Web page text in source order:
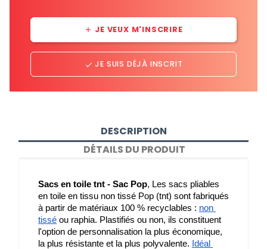
add JE VEUX M'INSCRIRE
done JE SUIS DÉJÀ INSCRIT
DESCRIPTION
DÉTAILS DU PRODUIT
Sacs en toile tnt - Sac Pop, Les sacs pliables
en toile en tissu non tissé Pop (tnt) sont fabriqués
à partir de matériaux 100 % recyclables : non
tissé ou raphia. Plastifiés ou non, ils constituent
l'option de personnalisation la plus économique,
la plus résistante et la plus polyvalente. Idéal